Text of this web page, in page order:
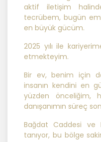
2. Kişisel Verilerin
Gerektiğinde
Sağlama
MASTERTURK
A.Ş. kişisel veri
haklarını ve
menfaatlerini
kişisel verilerin
olmasını
doğrultuda
aktif iletişim
tecrübem, bugün
en büyük gücüm.
2025 yılı ile
etmekteyim.
Bir ev, benim için
insanın kendini en
yüzden
danışanımın süreç
Bağdat Caddesi ve
tanıyor, bu bölge